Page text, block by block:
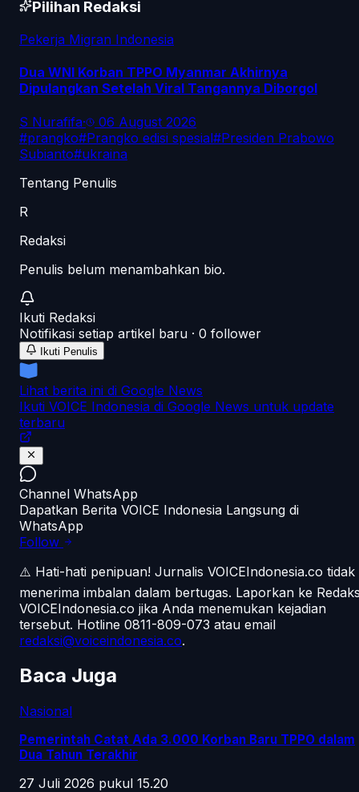
Pilihan Redaksi
Pekerja Migran Indonesia
Dua WNI Korban TPPO Myanmar Akhirnya
Dipulangkan Setelah Viral Tangannya Diborgol
S Nurafifa·
06 August 2026
#prangko#Prangko edisi spesial#Presiden Prabowo
Subianto#ukraina
Tentang Penulis
R
Redaksi
Penulis belum menambahkan bio.
Ikuti Redaksi
Notifikasi setiap artikel baru · 0 follower
Ikuti Penulis
Lihat berita ini di Google News
Ikuti VOICE Indonesia di Google News untuk update
terbaru
Channel WhatsApp
Dapatkan Berita VOICE Indonesia Langsung di
WhatsApp
Follow
⚠️ Hati-hati penipuan! Jurnalis VOICEIndonesia.co tidak
menerima imbalan dalam bertugas. Laporkan ke
VOICEIndonesia.co jika Anda menemukan kejadian
tersebut. Hotline 0811-809-073 atau email
redaksi@voiceindonesia.co.
Baca Juga
Nasional
Pemerintah Catat Ada 3.000 Korban Baru TPPO dalam
Dua Tahun Terakhir
27 Juli 2026 pukul 15.20